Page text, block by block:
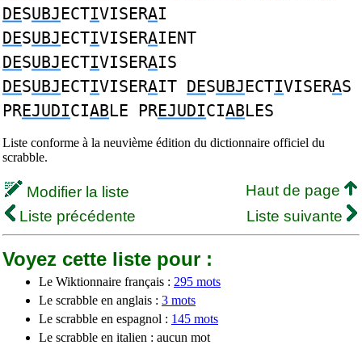
DESUBJECTIVISERAI
DESUBJECTIVISERAIENT
DESUBJECTIVISERAIS
DESUBJECTIVISERAIT DESUBJECTIVISERAS
PREJUDICIABLE PREJUDICIABLES
Liste conforme à la neuvième édition du dictionnaire officiel du
scrabble.
Modifier la liste
Haut de page
Liste précédente
Liste suivante
Voyez cette liste pour :
Le Wiktionnaire français : 295 mots
Le scrabble en anglais : 3 mots
Le scrabble en espagnol : 145 mots
Le scrabble en italien : aucun mot